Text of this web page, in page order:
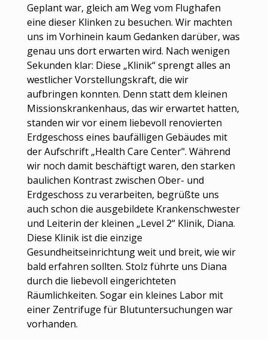
Geplant war, gleich am Weg vom Flughafen
eine dieser Klinken zu besuchen. Wir machten
uns im Vorhinein kaum Gedanken darüber, was
genau uns dort erwarten wird. Nach wenigen
Sekunden klar: Diese „Klinik“ sprengt alles an
westlicher Vorstellungskraft, die wir
aufbringen konnten. Denn statt dem kleinen
Missionskrankenhaus, das wir erwartet hatten,
standen wir vor einem liebevoll renovierten
Erdgeschoss eines baufälligen Gebäudes mit
der Aufschrift „Health Care Center". Während
wir noch damit beschäftigt waren, den starken
baulichen Kontrast zwischen Ober- und
Erdgeschoss zu verarbeiten, begrüßte uns
auch schon die ausgebildete Krankenschwester
und Leiterin der kleinen „Level 2“ Klinik, Diana.
Diese Klinik ist die einzige
Gesundheitseinrichtung weit und breit, wie wir
bald erfahren sollten. Stolz führte uns Diana
durch die liebevoll eingerichteten
Räumlichkeiten. Sogar ein kleines Labor mit
einer Zentrifuge für Blutuntersuchungen war
vorhanden.